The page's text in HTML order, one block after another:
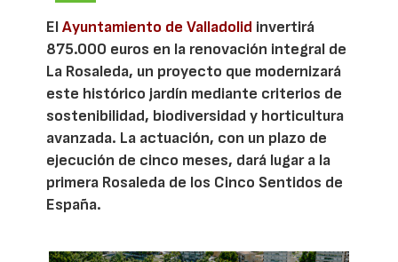
ElAyuntamiento de Valladolid invertirá
875.000 euros en la renovación integral de
La Rosaleda, un proyecto que modernizará
este histórico jardín mediante criterios de
sostenibilidad, biodiversidad y horticultura
avanzada. La actuación, con un plazo de
ejecución de cinco meses, dará lugar a la
primera Rosaleda de los Cinco Sentidos de
España.